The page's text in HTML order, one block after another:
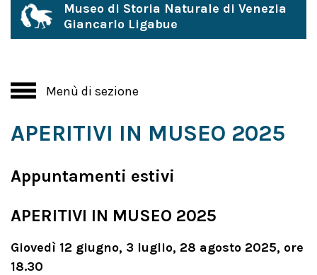
Museo di Storia Naturale di Venezia
Giancarlo Ligabue
Menù di sezione
APERITIVI IN MUSEO 2025
Appuntamenti estivi
APERITIVI IN MUSEO 2025
Giovedì 12 giugno, 3 luglio, 28 agosto 2025, ore
18.30